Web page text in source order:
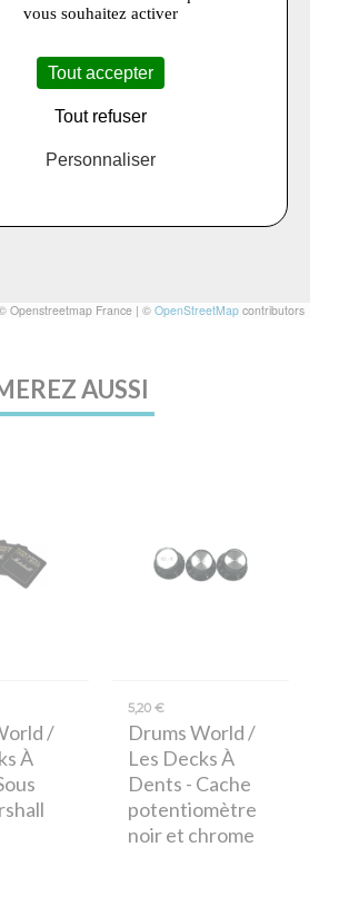
Openstreetmap France | © OpenStreetMap contributors
AUSSI
/
À
5,20 €
Drums World /
Les Decks À
Dents - Cache
potentiomètre
noir et chrome
vous souhaitez activer
Tout accepter
Tout refuser
Personnaliser